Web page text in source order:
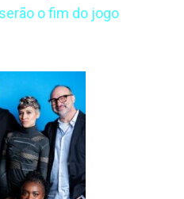
o fim do jogo